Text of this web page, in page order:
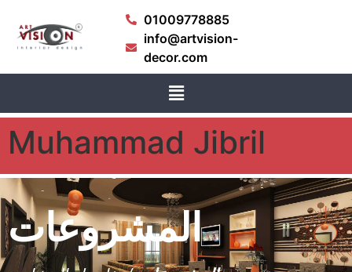
01009778885
info@artvision-
decor.com
Muhammad Jibril
المشروعات